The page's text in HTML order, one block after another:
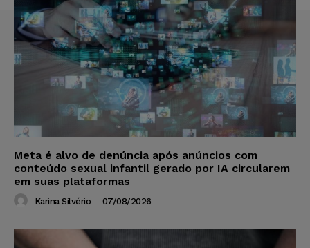
Meta é alvo de denúncia após anúncios com
conteúdo sexual infantil gerado por IA circularem
em suas plataformas
Karina Silvério - 07/08/2026